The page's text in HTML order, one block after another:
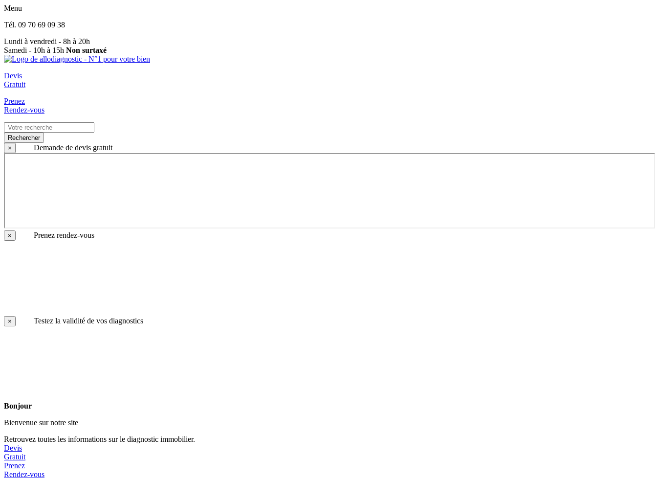
Menu
Tél. 09 70 69 09 38
Lundi à vendredi - 8h à 20h
Samedi - 10h à 15h Non surtaxé
Devis
Gratuit
Prenez
Rendez-vous
Rechercher
×
Demande de devis gratuit
× Prenez rendez-vous
× Testez la validité de vos diagnostics
Bonjour
Bienvenue sur notre site
Retrouvez toutes les informations sur le diagnostic immobilier.
Devis
Gratuit
Prenez
Rendez-vous